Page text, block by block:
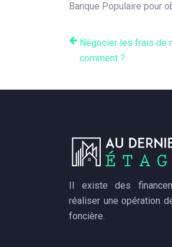
Banque Populaire pour
Négocier les frais de
comment ?
Il existe des
réaliser une opération
foncière.